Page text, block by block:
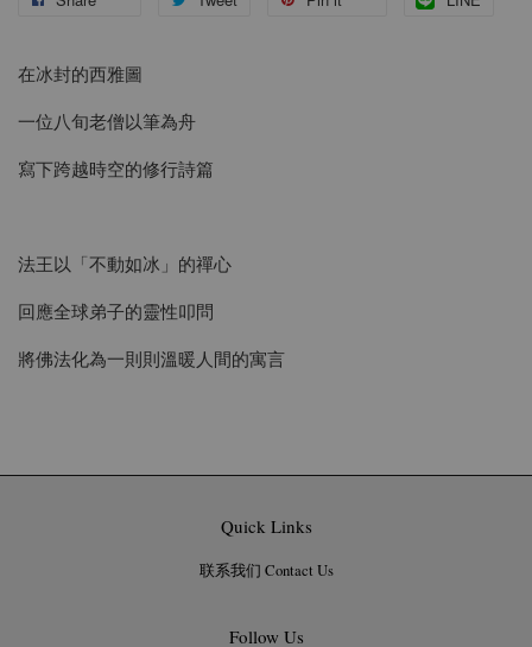
在冰封的西雅圖
一位八旬老僧以筆為舟
寫下跨越時空的修行詩篇
法王以「不動如冰」的禪心
回應全球弟子的靈性叩問
將佛法化為一則則溫暖人間的寓言
Quick Links
联系我们 Contact Us
Follow Us